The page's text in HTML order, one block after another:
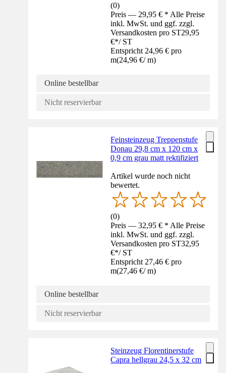
(0)
Preis — 29,95 € * Alle Preise
inkl. MwSt. und ggf. zzgl.
Versandkosten pro ST29,95
€*/ ST
Entspricht 24,96 € pro
m(24,96 €/ m)
Online bestellbar
Nicht reservierbar
Feinsteinzeug Treppenstufe
Donau 29,8 cm x 120 cm x
0,9 cm grau matt rektifiziert
Artikel wurde noch nicht
bewertet.
(0)
Preis — 32,95 € * Alle Preise
inkl. MwSt. und ggf. zzgl.
Versandkosten pro ST32,95
€*/ ST
Entspricht 27,46 € pro
m(27,46 €/ m)
Online bestellbar
Nicht reservierbar
Steinzeug Florentinerstufe
Capra hellgrau 24,5 x 32 cm